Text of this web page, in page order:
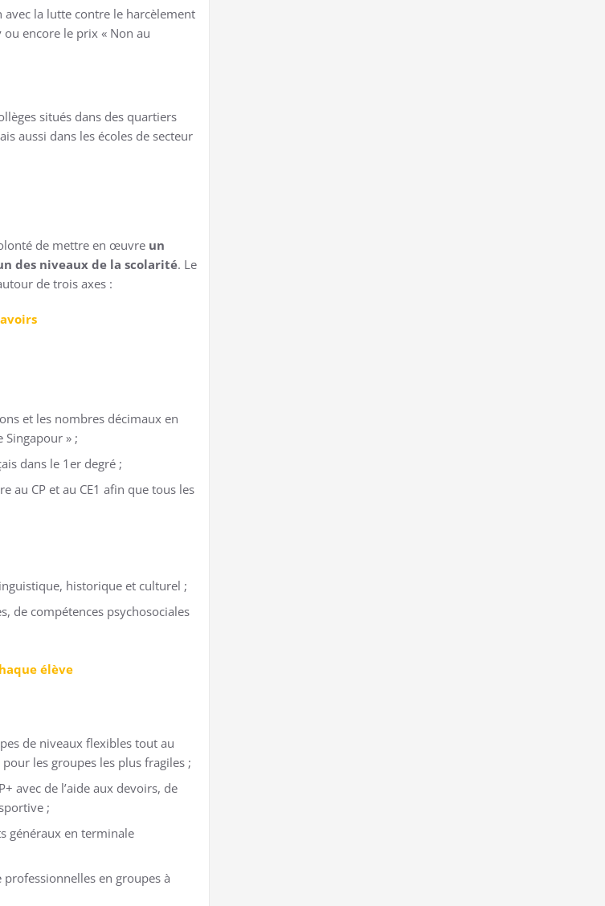
avec la lutte contre le harcèlement
encore le prix « Non au
situés dans des quartiers
aussi dans les écoles de secteur
de mettre en œuvre un
des niveaux de la scolarité. Le
de trois axes :
et les nombres décimaux en
» ;
dans le 1er degré ;
au CP et au CE1 afin que tous les
historique et culturel ;
de compétences psychosociales
élève
de niveaux flexibles tout au
les groupes les plus fragiles ;
avec de l’aide aux devoirs, de
;
généraux en terminale
en groupes à